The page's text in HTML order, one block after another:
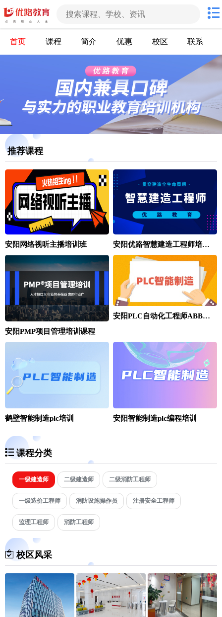
首页 课程 简介 优惠 校区 联系
推荐课程
安阳网络视听主播培训班 安阳优路智慧建造工程师培训班
安阳PMP项目管理培训课程
安阳PLC自动化工程师ABB工业机器人实操班
鹤壁智能制造plc培训 安阳智能制造plc编程培训
课程分类
一级建造师 二级建造师 二级消防工程师
一级造价工程师 消防设施操作员 注册安全工程师
监理工程师 消防工程师
校区风采